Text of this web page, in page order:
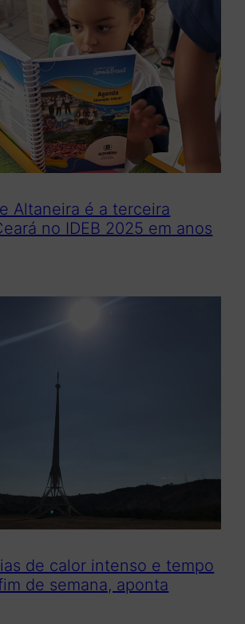
Altaneira é a terceira
no IDEB 2025 em anos
de calor intenso e tempo
de semana, aponta